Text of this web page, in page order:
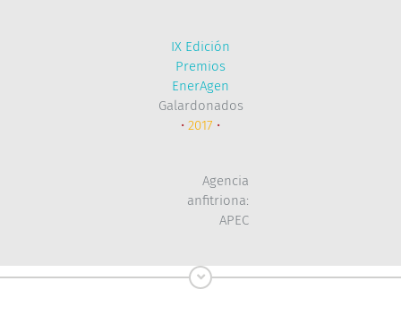
IX Edición
Premios
EnerAgen
Galardonados
• 2017 •
Agencia
anfitriona:
APEC